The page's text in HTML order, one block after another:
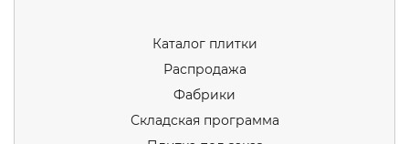
Каталог плитки
Распродажа
Фабрики
Складская программа